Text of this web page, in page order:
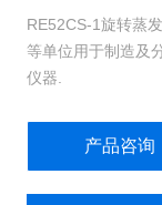
RE52CS-1旋转蒸
等单位用于制造及
仪器.
产品咨询